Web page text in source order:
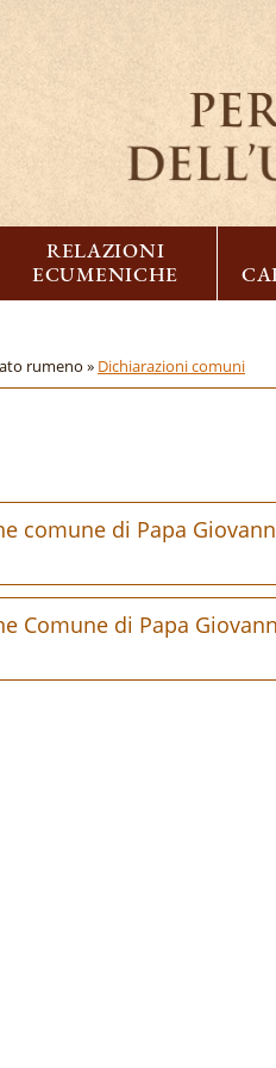
RELAZIONI
ECUMENICHE
rumeno » Dichiarazioni comuni
comune di Papa
Comune di Papa